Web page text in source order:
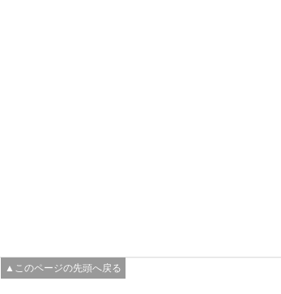
▲このページの先頭へ戻る